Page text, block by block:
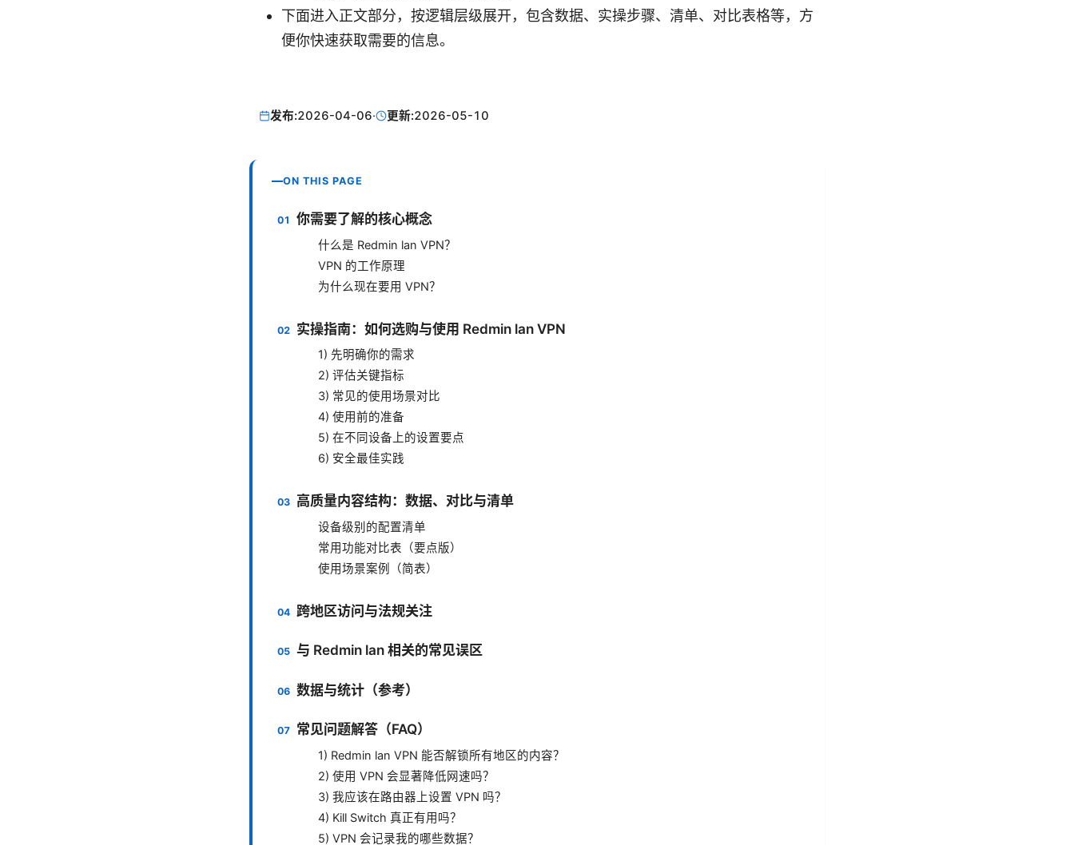
下面进入正文部分，按逻辑层级展开，包含数据、实操步骤、清单、对比表格等，方
便你快速获取需要的信息。
发布:2026-04-06· 更新:2026-05-10
ON THIS PAGE
你需要了解的核心概念
什么是 Redmin lan VPN？
VPN 的工作原理
为什么现在要用 VPN？
实操指南：如何选购与使用 Redmin lan VPN
1) 先明确你的需求
2) 评估关键指标
3) 常见的使用场景对比
4) 使用前的准备
5) 在不同设备上的设置要点
6) 安全最佳实践
高质量内容结构：数据、对比与清单
设备级别的配置清单
常用功能对比表（要点版）
使用场景案例（简表）
跨地区访问与法规关注
与 Redmin lan 相关的常见误区
数据与统计（参考）
常见问题解答（FAQ）
1) Redmin lan VPN 能否解锁所有地区的内容？
2) 使用 VPN 会显著降低网速吗？
3) 我应该在路由器上设置 VPN 吗？
4) Kill Switch 真正有用吗？
5) VPN 会记录我的哪些数据？